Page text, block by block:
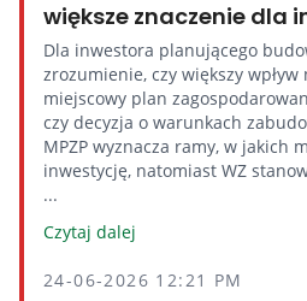
większe znaczenie dla
Dla inwestora planującego
zrozumienie, czy większy wpływ
miejscowy plan
czy decyzja o warunkach
MPZP wyznacza ramy, w jakich
inwestycję, natomiast WZ
...
Czytaj dalej
24-06-2026 12:21 PM